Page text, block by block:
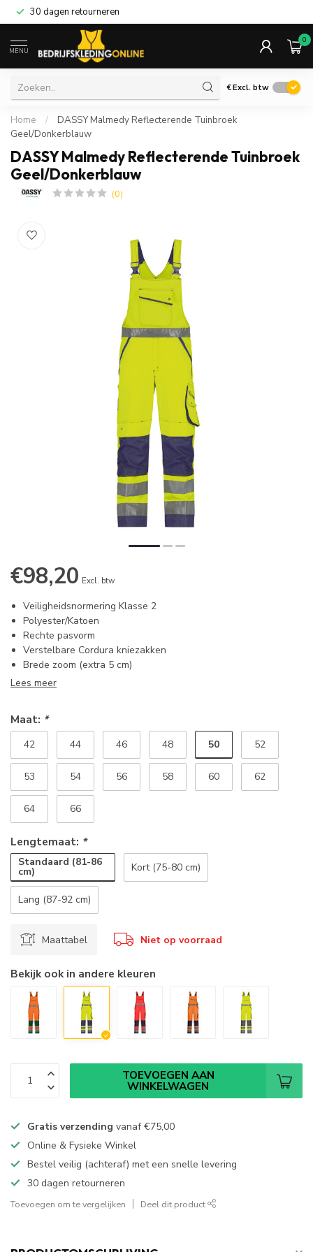
30 dagen retourneren
MENU
0
€Excl. btw
Home /
DASSY Malmedy Reflecterende Tuinbroek
Geel/Donkerblauw
DASSY Malmedy Reflecterende Tuinbroek
Geel/Donkerblauw
(0)
€98,20 Excl. btw
Veiligheidsnormering Klasse 2
Polyester/Katoen
Rechte pasvorm
Verstelbare Cordura kniezakken
Brede zoom (extra 5 cm)
Lees meer
Maat: *
42 44 46 48 50 52
53 54 56 58 60 62
64 66
Lengtemaat: *
Standaard (81-86
cm) Kort (75-80 cm)
Lang (87-92 cm)
Maattabel Niet op voorraad
Bekijk ook in andere kleuren
TOEVOEGEN AAN
WINKELWAGEN
Gratis verzending vanaf€75,00
Online & Fysieke Winkel
Bestel veilig (achteraf) met een snelle levering
30 dagen retourneren
Toevoegen om te vergelijken Deel dit product